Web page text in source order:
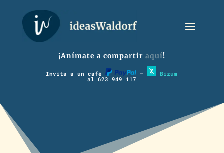
¡Anímate a compartir aquí!
Invita a un café – Bizum
al 623 949 117